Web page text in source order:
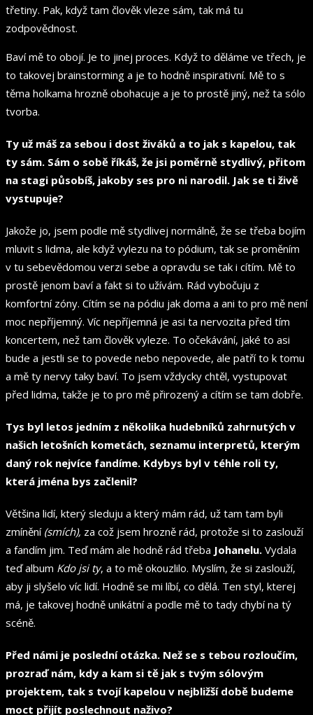
třetiny. Pak, když tam člověk vleze sám, tak má tu
zodpovědnost.
Baví mě to obojí. Je to jinej proces. Když to děláme ve třech, je
to takovej brainstorming a je to hodně inspirativní. Mě to s
těma holkama hrozně obohacuje a je to prostě jiný, než ta sólo
tvorba.
Ty už máš za sebou i dost živáků a to jak s kapelou, tak
ty sám. Sám o sobě říkáš, že jsi poměrně stydlivý, přitom
na stagi působíš, jakoby ses pro ni narodil. Jak se ti živě
vystupuje?
Jakože jo, jsem podle mě stydlivej normálně, že se třeba bojím
mluvit s lidma, ale když vylezu na to pódium, tak se proměním
v tu sebevědomou verzi sebe a opravdu se tak i cítím. Mě to
prostě jenom baví a fakt si to užívám. Rád vybočuju z
komfortní zóny. Cítím se na pódiu jak doma a ani to pro mě není
moc nepříjemný. Víc nepříjemná je asi ta nervozita před tím
koncertem, než tam člověk vyleze. To očekávání, jaké to asi
bude a jestli se to povede nebo nepovede, ale patří to k tomu
a mě ty nervy taky baví. To jsem vždycky chtěl, vystupovat
před lidma, takže je to pro mě přirozený a cítím se tam dobře.
Tys byl letos jedním z několika hudebníků zahrnutých v
našich letošních kometách, seznamu interpretů, kterým
daný rok nejvíce fandíme. Kdybys byl v téhle roli ty,
která jména bys začlenil?
Většina lidí, který sleduju a který mám rád, už tam tam byli
zmínění (smích), za což jsem hrozně rád, protože si to zaslouží
a fandím jim. Teď mám ale hodně rád třeba Johanelu. Vydala
teď album Kdo jsi ty, a to mě okouzlilo. Myslím, že si zaslouží,
aby ji slyšelo víc lidí. Hodně se mi líbí, co dělá. Ten styl, kterej
má, je takovej hodně unikátní a podle mě to tady chybí na tý
scéně.
Před námi je poslední otázka. Než se s tebou rozloučím,
prozraď nám, kdy a kam si tě jak s tvým sólovým
projektem, tak s tvojí kapelou v nejbližší době budeme
moct přijít poslechnout naživo?